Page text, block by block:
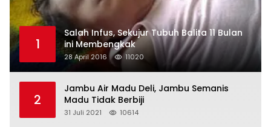
1
Salah Infus, Sekujur Tubuh Balita 11 Bulan
ini Membengkak
28 April 2016 11020
2
Jambu Air Madu Deli, Jambu Semanis
Madu Tidak Berbiji
31 Juli 2021 10614